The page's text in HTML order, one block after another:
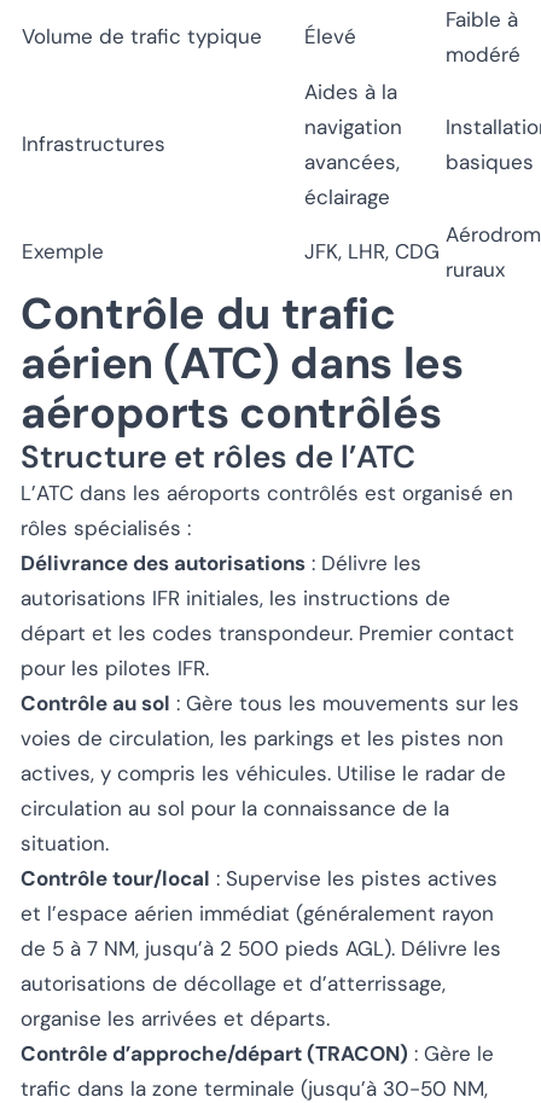
Volume de trafic typique Élevé
Faible à
modéré
Infrastructures
Aides à la
navigation
avancées,
éclairage
basiques
Exemple JFK, LHR, CDG
ruraux
Contrôle du trafic
aérien (ATC) dans les
aéroports contrôlés
Structure et rôles de l’ATC
L’ATC dans les aéroports contrôlés est organisé en
rôles spécialisés :
Délivrance des autorisations : Délivre les
autorisations IFR initiales, les instructions de
départ et les codes transpondeur. Premier contact
pour les pilotes IFR.
Contrôle au sol : Gère tous les mouvements sur les
voies de circulation, les parkings et les pistes non
actives, y compris les véhicules. Utilise le radar de
circulation au sol pour la connaissance de la
situation.
Contrôle tour/local : Supervise les pistes actives
et l’espace aérien immédiat (généralement rayon
de 5 à 7 NM, jusqu’à 2 500 pieds AGL). Délivre les
autorisations de décollage et d’atterrissage,
organise les arrivées et départs.
Contrôle d’approche/départ (TRACON) : Gère le
trafic dans la zone terminale (jusqu’à 30-50 NM,